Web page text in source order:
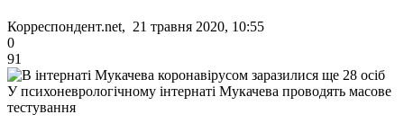
Корреспондент.net, 21 травня 2020, 10:55
0
91
У психоневрологічному інтернаті Мукачева проводять масове
тестування